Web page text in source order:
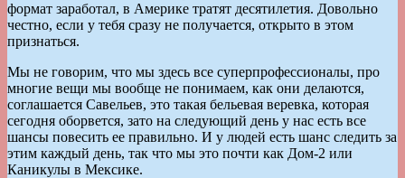
формат заработал, в Америке тратят десятилетия. Довольно
честно, если у тебя сразу не получается, открыто в этом
признаться.
Мы не говорим, что мы здесь все суперпрофессионалы, про
многие вещи мы вообще не понимаем, как они делаются,
соглашается Савельев, это такая бельевая веревка, которая
сегодня оборвется, зато на следующий день у нас есть все
шансы повесить ее правильно. И у людей есть шанс следить за
этим каждый день, так что мы это почти как Дом-2 или
Каникулы в Мексике.